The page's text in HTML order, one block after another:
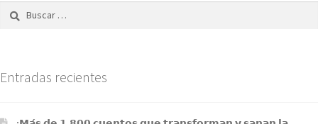
Entradas recientes